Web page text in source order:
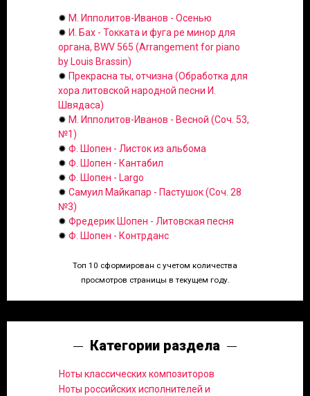
✹ М. Ипполитов-Иванов - Осенью
✹ И. Бах - Токката и фуга ре минор для
органа, BWV 565 (Arrangement for piano
by Louis Brassin)
✹ Прекрасна ты, отчизна (Обработка для
хора литовской народной песни И.
Швядаса)
✹ М. Ипполитов-Иванов - Весной (Соч. 53,
№1)
✹ Ф. Шопен - Листок из альбома
✹ Ф. Шопен - Кантабил
✹ Ф. Шопен - Largo
✹ Самуил Майкапар - Пастушок (Соч. 28
№3)
✹ Фредерик Шопен - Литовская песня
✹ Ф. Шопен - Контрданс
Топ 10 сформирован с учетом количества
просмотров страницы в текущем году.
Категории раздела
Ноты классических композиторов
Ноты российских исполнителей и